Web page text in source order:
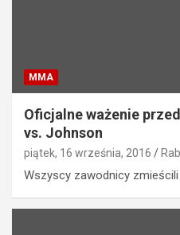
MMA
Oficjalne ważenie
vs. Johnson
piątek, 16 września, 2016
Wszyscy zawodnicy